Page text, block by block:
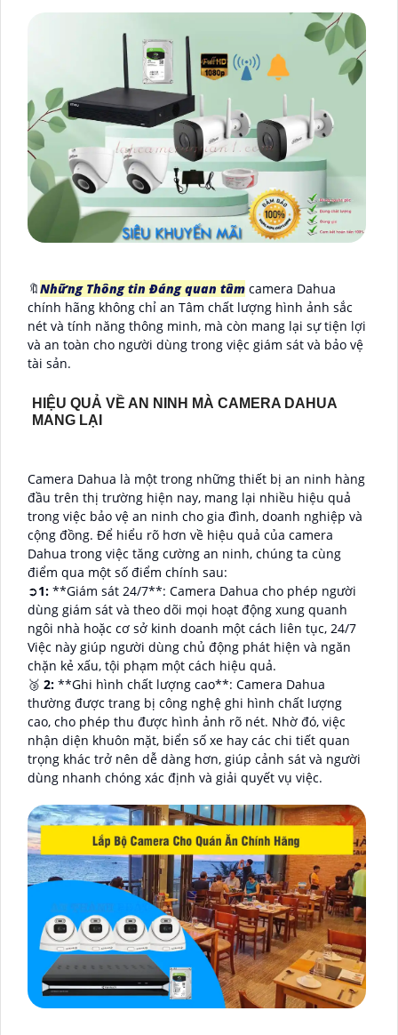
🔖Những Thông tin Đáng quan tâm camera Dahua
chính hãng không chỉ an Tâm chất lượng hình ảnh sắc
nét và tính năng thông minh, mà còn mang lại sự tiện lợi
và an toàn cho người dùng trong việc giám sát và bảo vệ
tài sản.
HIỆU QUẢ VỀ AN NINH MÀ CAMERA DAHUA
MANG LẠI
Camera Dahua là một trong những thiết bị an ninh hàng
đầu trên thị trường hiện nay, mang lại nhiều hiệu quả
trong việc bảo vệ an ninh cho gia đình, doanh nghiệp và
cộng đồng. Để hiểu rõ hơn về hiệu quả của camera
Dahua trong việc tăng cường an ninh, chúng ta cùng
điểm qua một số điểm chính sau:
➲1: **Giám sát 24/7**: Camera Dahua cho phép người
dùng giám sát và theo dõi mọi hoạt động xung quanh
ngôi nhà hoặc cơ sở kinh doanh một cách liên tục, 24/7
Việc này giúp người dùng chủ động phát hiện và ngăn
chặn kẻ xấu, tội phạm một cách hiệu quả.
🥉 2: **Ghi hình chất lượng cao**: Camera Dahua
thường được trang bị công nghệ ghi hình chất lượng
cao, cho phép thu được hình ảnh rõ nét. Nhờ đó, việc
nhận diện khuôn mặt, biển số xe hay các chi tiết quan
trọng khác trở nên dễ dàng hơn, giúp cảnh sát và người
dùng nhanh chóng xác định và giải quyết vụ việc.